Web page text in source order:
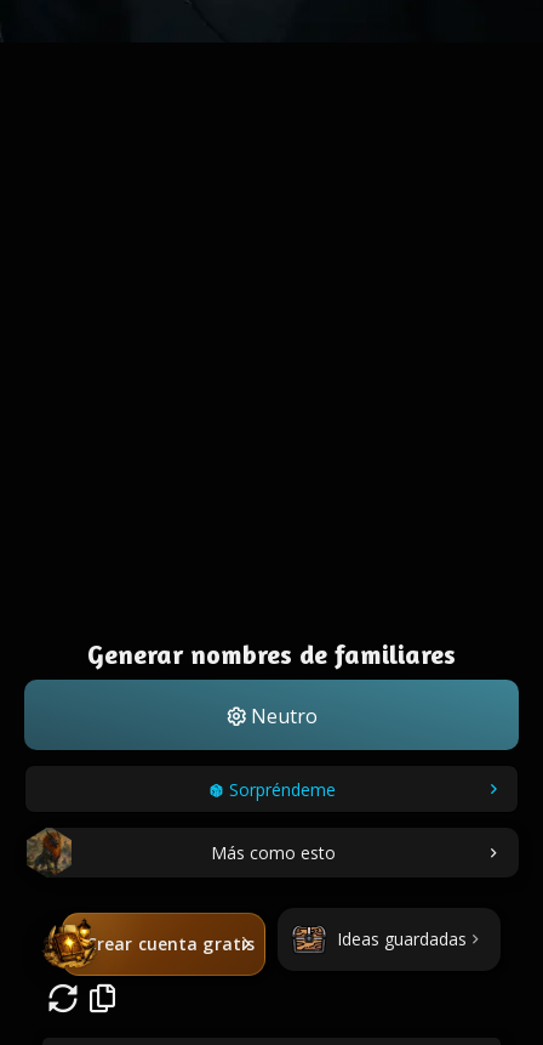
Generar nombres de familiares
Neutro
Sorpréndeme
Más como esto
Crear cuenta gratis Ideas guardadas